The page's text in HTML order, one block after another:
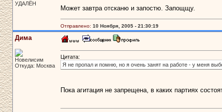
УДАЛЁН
Может завтра отсканю и запостю. Запощщу.
Отправлено: 10 Ноября, 2005 - 21:30:19
Дима
Новелисим
Откуда: Москва
Цитата:
Я не пропал и помню, но я очень занят на работе - у меня
Пока агитация не запрещена, в каких партиях